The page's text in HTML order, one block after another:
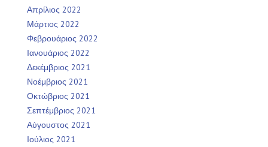
Απρίλιος 2022
Μάρτιος 2022
Φεβρουάριος 2022
Ιανουάριος 2022
Δεκέμβριος 2021
Νοέμβριος 2021
Οκτώβριος 2021
Σεπτέμβριος 2021
Αύγουστος 2021
Ιούλιος 2021